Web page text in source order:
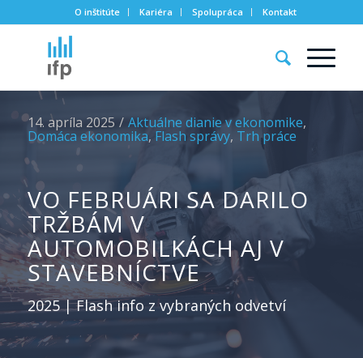
O inštitúte Kariéra Spolupráca Kontakt
14. apríla 2025 / Aktuálne dianie v ekonomike,
Domáca ekonomika, Flash správy, Trh práce
VO FEBRUÁRI SA DARILO
TRŽBÁM V
AUTOMOBILKÁCH AJ V
STAVEBNÍCTVE
2025 | Flash info z vybraných odvetví